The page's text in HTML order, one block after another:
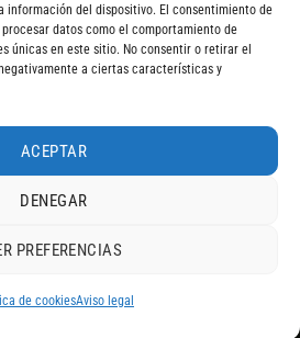
información del dispositivo. El consentimiento de
datos como el comportamiento de
únicas en este sitio. No consentir o retirar el
a ciertas características y
ACEPTAR
DENEGAR
PREFERENCIAS
de cookiesAviso legal
Política de cookies
Cofidis
18 meses y 7% a 24 meses. Consulta
inmediata se envían 24 h laborables tras el
el importe sin coste. La información de
equivalentes o superiores.RESEÑAS DE